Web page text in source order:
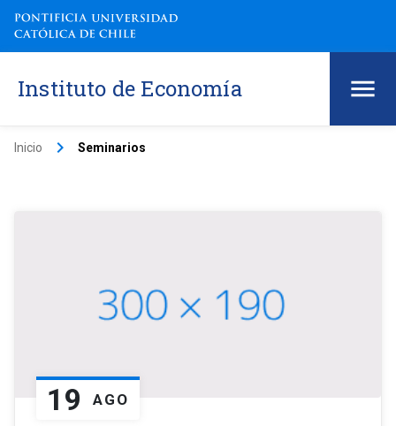
Instituto de Economía
Inicio keyboard_arrow_right Seminarios
19 AGO